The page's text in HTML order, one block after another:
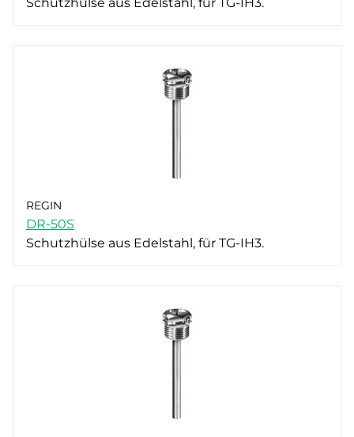
REGIN
DR-50S
Schutzhülse aus Edelstahl, für TG-IH3.